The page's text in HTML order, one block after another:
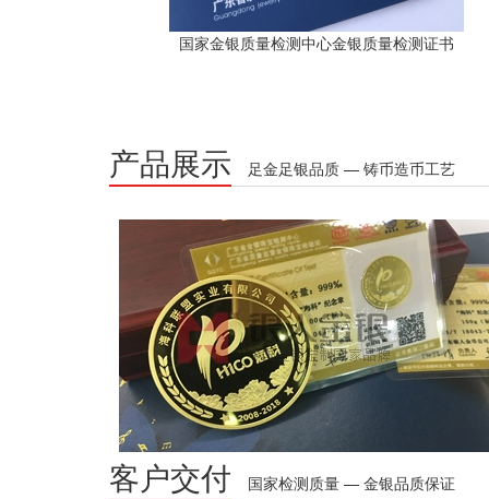
国家金银质量检测中心金银质量检测证书
产品展示 足金足银品质 — 铸币造币工艺
客户交付 国家检测质量 — 金银品质保证